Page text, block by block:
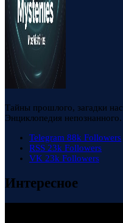
Тайны прошлого, загадки
Энциклопедия непознанного.
Telegram 88k Followers
RSS 23k Followers
VK 23k Followers
Интересное